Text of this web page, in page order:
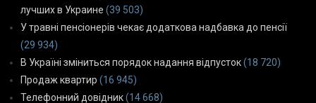
лучших в Украине (39 503)
У травні пенсіонерів чекає додаткова надбавка до пенсії
(29 934)
В Україні зміниться порядок надання відпусток(18 720)
Продаж квартир (16 945)
Телефонний довідник(14 668)